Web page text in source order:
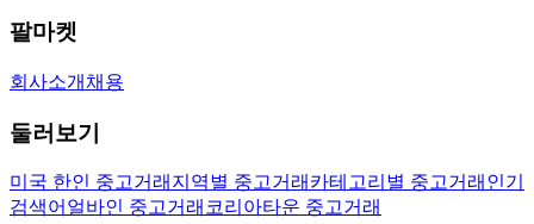
팔마켓
회사소개 채용
둘러보기
미국 한인 중고거래 지역별 중고거래 카테고리별 중고거래 인기
검색어 얼바인 중고거래 코리아타운 중고거래